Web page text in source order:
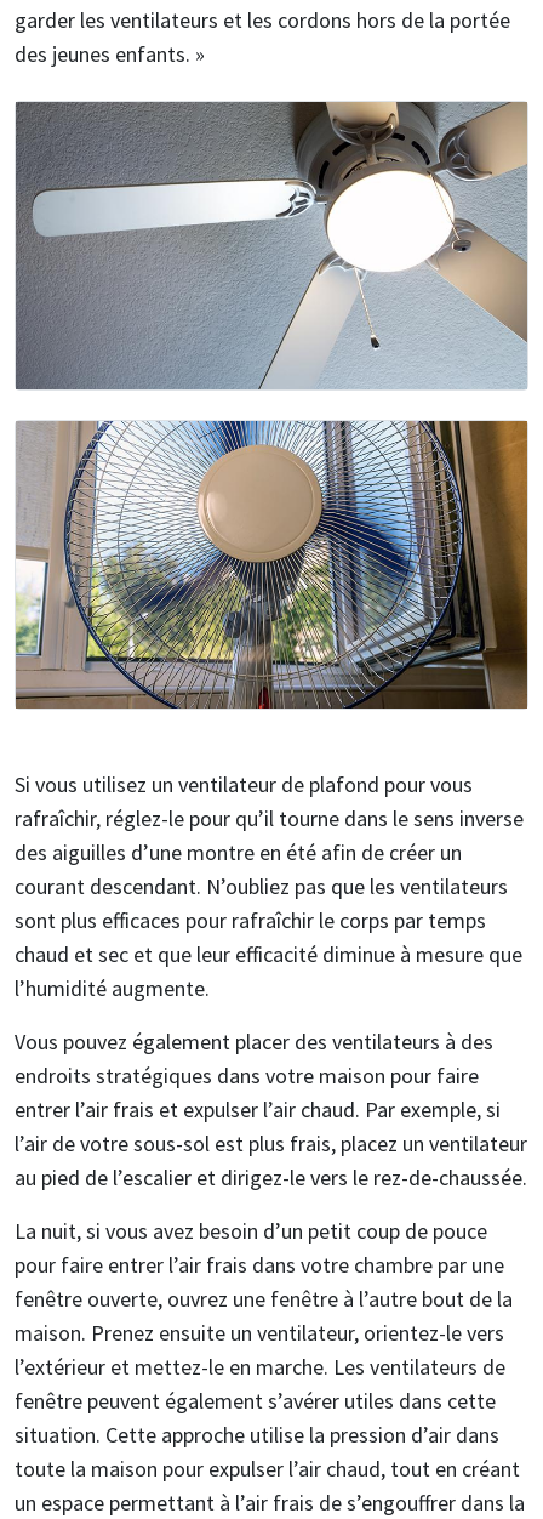
garder les ventilateurs et les cordons hors de la portée
des jeunes enfants. »
Si vous utilisez un ventilateur de plafond pour vous
rafraîchir, réglez-le pour qu’il tourne dans le sens inverse
des aiguilles d’une montre en été afin de créer un
courant descendant. N’oubliez pas que les ventilateurs
sont plus efficaces pour rafraîchir le corps par temps
chaud et sec et que leur efficacité diminue à mesure que
l’humidité augmente.
Vous pouvez également placer des ventilateurs à des
endroits stratégiques dans votre maison pour faire
entrer l’air frais et expulser l’air chaud. Par exemple, si
l’air de votre sous-sol est plus frais, placez un ventilateur
au pied de l’escalier et dirigez-le vers le rez-de-chaussée.
La nuit, si vous avez besoin d’un petit coup de pouce
pour faire entrer l’air frais dans votre chambre par une
fenêtre ouverte, ouvrez une fenêtre à l’autre bout de la
maison. Prenez ensuite un ventilateur, orientez-le vers
l’extérieur et mettez-le en marche. Les ventilateurs de
fenêtre peuvent également s’avérer utiles dans cette
situation. Cette approche utilise la pression d’air dans
toute la maison pour expulser l’air chaud, tout en créant
un espace permettant à l’air frais de s’engouffrer dans la